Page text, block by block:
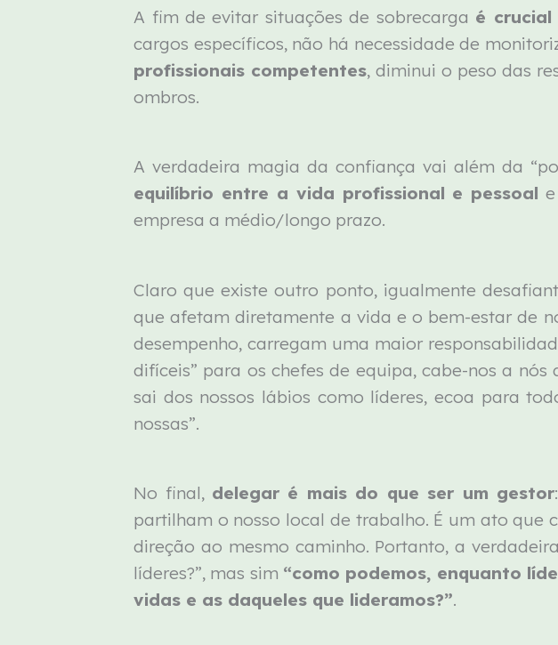
A fim de evitar situações de sobrecarga é crucial
cargos específicos, não há necessidade de
profissionais competentes, diminui o peso das
ombros.
A verdadeira magia da confiança vai além da
equilíbrio entre a vida profissional e pessoal
empresa a médio/longo prazo.
Claro que existe outro ponto, igualmente
que afetam diretamente a vida e o bem-estar de
desempenho, carregam uma maior
difíceis” para os chefes de equipa, cabe-nos a
sai dos nossos lábios como líderes, ecoa para
nossas”.
No final, delegar é mais do que ser um gestor
partilham o nosso local de trabalho. É um ato que
direção ao mesmo caminho. Portanto, a
líderes?”, mas sim “como podemos, enquanto
vidas e as daqueles que lideramos?”.